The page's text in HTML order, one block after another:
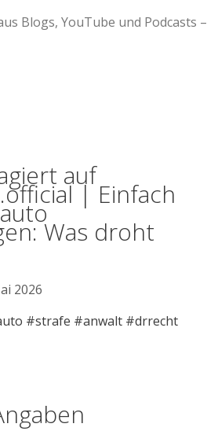
Blogs, YouTube und Podcasts –
auf
| Einfach
Was droht
2026
#strafe #anwalt #drrecht